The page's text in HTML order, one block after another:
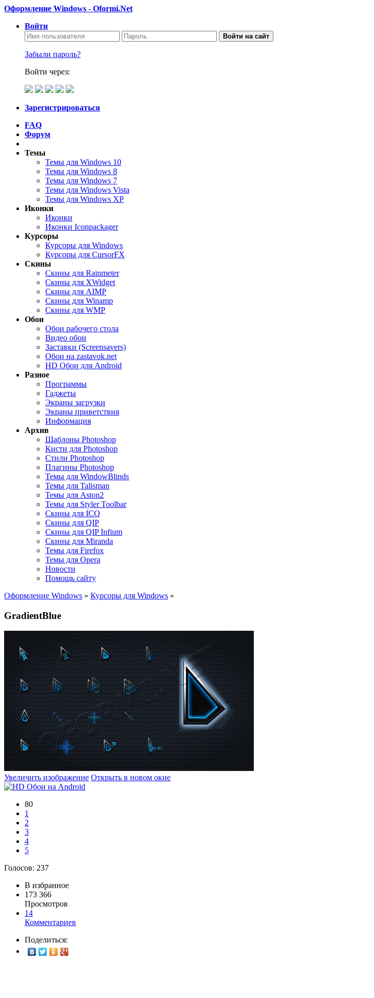
Оформление Windows - Oformi.Net
Войти
Войти на сайт
Забыли пароль?
Войти через:
Зарегистрироваться
FAQ
Форум
Темы
Темы для Windows 10
Темы для Windows 8
Темы для Windows 7
Темы для Windows Vista
Темы для Windows XP
Иконки
Иконки
Иконки Iconpackager
Курсоры
Курсоры для Windows
Курсоры для CursorFX
Скины
Скины для Rainmeter
Скины для XWidget
Скины для AIMP
Скины для Winamp
Скины для WMP
Обои
Обои рабочего стола
Видео обои
Заставки (Screensavers)
Обои на zastavok.net
HD Обои для Android
Разное
Программы
Гаджеты
Экраны загрузки
Экраны приветствия
Информация
Архив
Шаблоны Photoshop
Кисти для Photoshop
Стили Photoshop
Плагины Photoshop
Темы для WindowBlinds
Темы для Talisman
Темы для Aston2
Темы для Styler Toolbar
Скины для ICQ
Скины для QIP
Скины для QIP Infium
Скины для Miranda
Темы для Firefox
Темы для Opera
Новости
Помощь сайту
Оформление Windows » Курсоры для Windows »
GradientBlue
Увеличить изображение Открыть в новом окне
80
1
2
3
4
5
Голосов: 237
В избранное
173 366
Просмотров
14
Комментариев
Поделиться: